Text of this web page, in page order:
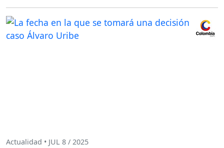
Actualidad • JUL 8 / 2025